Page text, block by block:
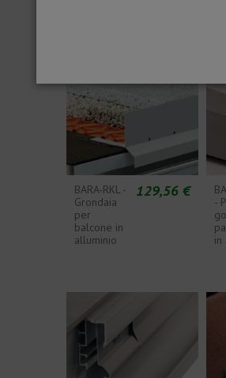
BARA-RKL -
Grondaia
per
balcone in
alluminio
129,56 €
-
in